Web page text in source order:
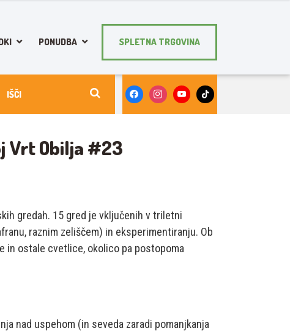
PONUDBA SPLETNA TRGOVINA
Vrt Obilja #23
gredah. 15 gred je vključenih v triletni
raznim zeliščem) in eksperimentiranju. Ob
in ostale cvetlice, okolico pa postopoma
nad uspehom (in seveda zaradi pomanjkanja